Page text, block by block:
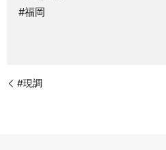
#福岡
#現調